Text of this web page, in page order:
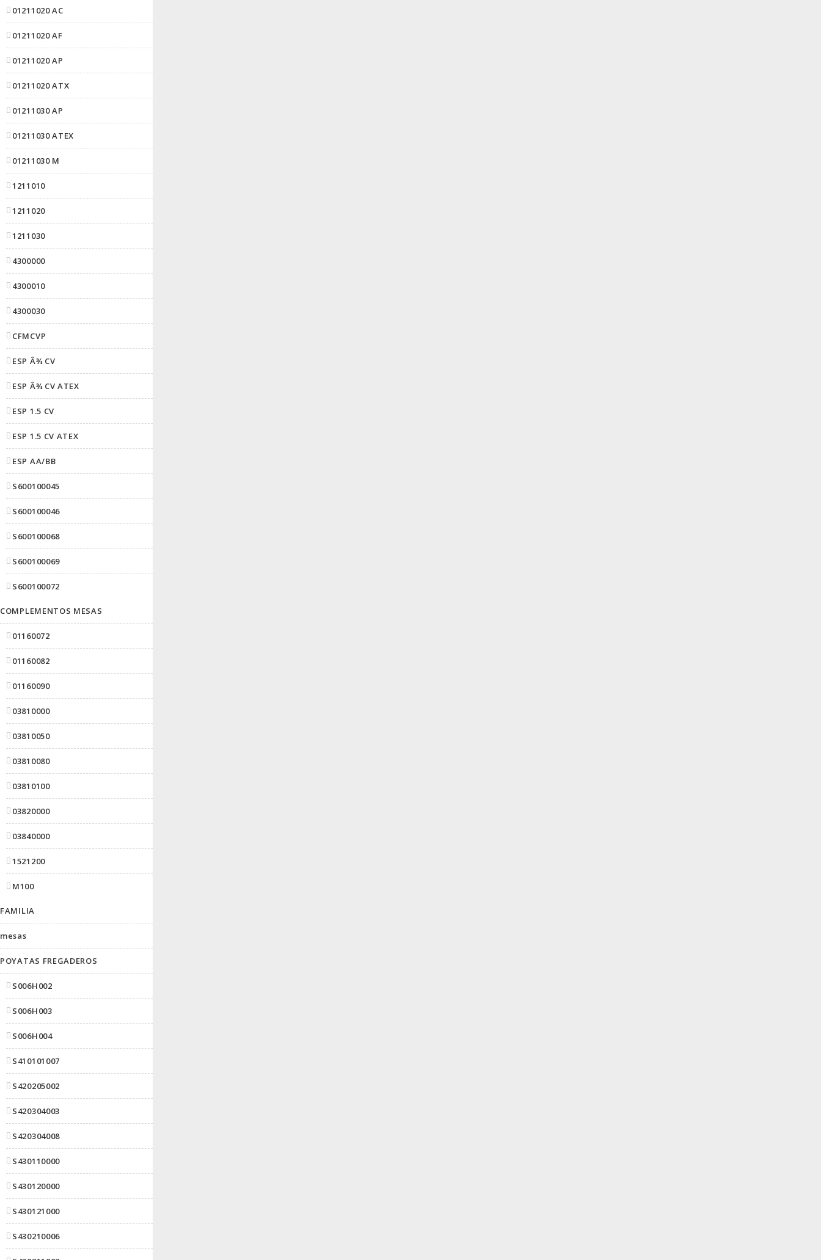
01211020 AC
01211020 AF
01211020 AP
01211020 ATX
01211030 AP
01211030 ATEX
01211030 M
1211010
1211020
1211030
4300000
4300010
4300030
CFMCVP
ESP Â¾ CV
ESP Â¾ CV ATEX
ESP 1.5 CV
ESP 1.5 CV ATEX
ESP AA/BB
S600100045
S600100046
S600100068
S600100069
S600100072
COMPLEMENTOS MESAS
01160072
01160082
01160090
03810000
03810050
03810080
03810100
03820000
03840000
1521200
M100
FAMILIA
mesas
POYATAS FREGADEROS
S006H002
S006H003
S006H004
S410101007
S420205002
S420304003
S420304008
S430110000
S430120000
S430121000
S430210006